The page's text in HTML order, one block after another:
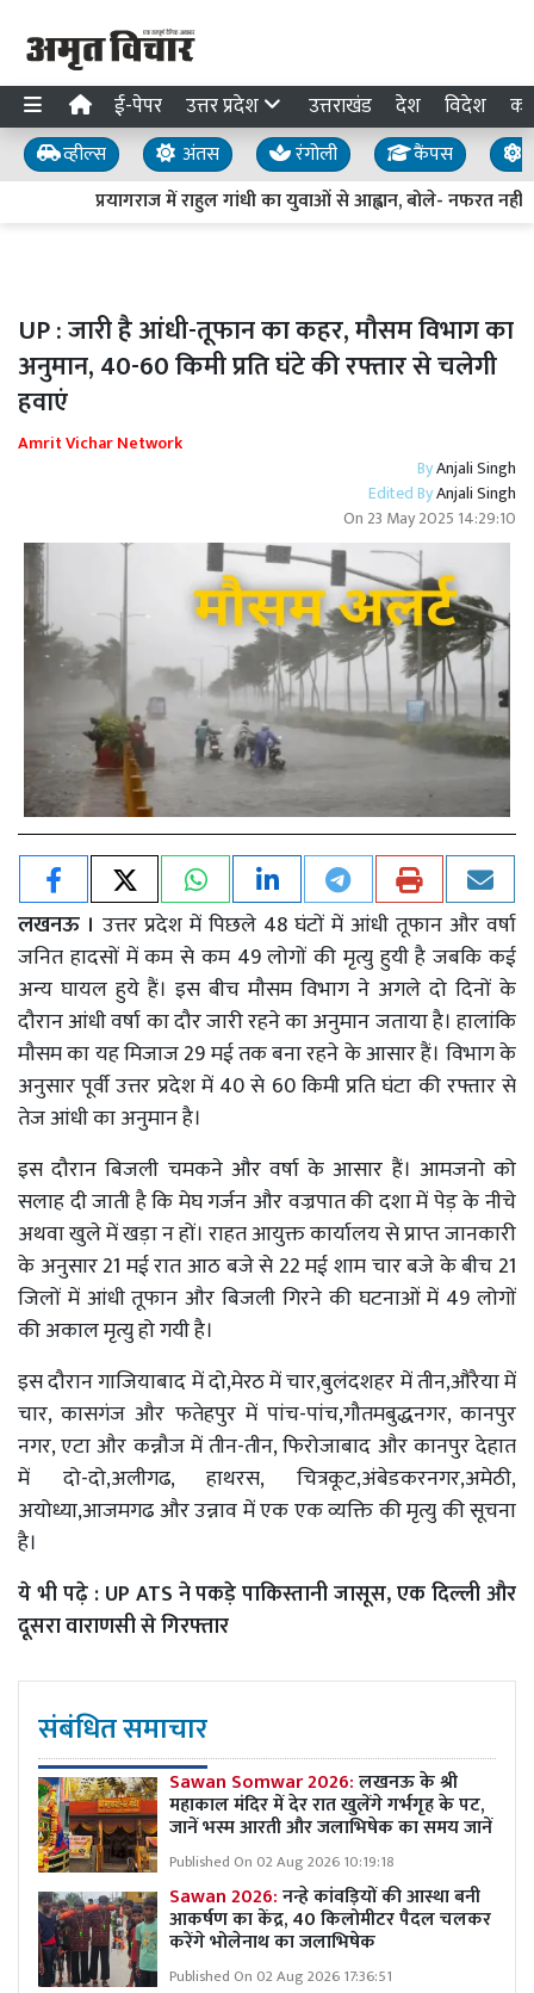
ई-पेपर उत्तर प्रदेश उत्तराखंड देश विदेश
व्हील्स अंतस रंगोली कैंपस
प्रयागराज में राहुल गांधी का युवाओं से आह्वान, बोले- नफरत नहीं
UP : जारी है आंधी-तूफान का कहर, मौसम विभाग का
अनुमान, 40-60 किमी प्रति घंटे की रफ्तार से चलेगी
हवाएं
Amrit Vichar Network
ByAnjali Singh
Edited ByAnjali Singh
On 23 May 2025 14:29:10
लखनऊ । उत्तर प्रदेश में पिछले 48 घंटों में आंधी तूफान और वर्षा
जनित हादसों में कम से कम 49 लोगों की मृत्यु हुयी है जबकि कई
अन्य घायल हुये हैं। इस बीच मौसम विभाग ने अगले दो दिनों के
दौरान आंधी वर्षा का दौर जारी रहने का अनुमान जताया है। हालांकि
मौसम का यह मिजाज 29 मई तक बना रहने के आसार हैं। विभाग के
अनुसार पूर्वी उत्तर प्रदेश में 40 से 60 किमी प्रति घंटा की रफ्तार से
तेज आंधी का अनुमान है।
इस दौरान बिजली चमकने और वर्षा के आसार हैं। आमजनो को
सलाह दी जाती है कि मेघ गर्जन और वज्रपात की दशा में पेड़ के नीचे
अथवा खुले में खड़ा न हों। राहत आयुक्त कार्यालय से प्राप्त जानकारी
के अनुसार 21 मई रात आठ बजे से 22 मई शाम चार बजे के बीच 21
जिलों में आंधी तूफान और बिजली गिरने की घटनाओं में 49 लोगों
की अकाल मृत्यु हो गयी है।
इस दौरान गाजियाबाद में दो,मेरठ में चार,बुलंदशहर में तीन,औरैया में
चार, कासगंज और फतेहपुर में पांच-पांच,गौतमबुद्धनगर, कानपुर
नगर, एटा और कन्नौज में तीन-तीन, फिरोजाबाद और कानपुर देहात
में दो-दो,अलीगढ, हाथरस, चित्रकूट,अंबेडकरनगर,अमेठी,
अयोध्या,आजमगढ और उन्नाव में एक एक व्यक्ति की मृत्यु की सूचना
है।
ये भी पढ़े : UP ATS ने पकड़े पाकिस्तानी जासूस, एक दिल्ली और
दूसरा वाराणसी से गिरफ्तार
संबंधित समाचार
Sawan Somwar 2026:लखनऊ के श्री
महाकाल मंदिर में देर रात खुलेंगे गर्भगृह के पट,
जानें भस्म आरती और जलाभिषेक का समय जानें
Published On 02 Aug 2026 10:19:18
Sawan 2026:नन्हे कांवड़ियों की आस्था बनी
आकर्षण का केंद्र, 40 किलोमीटर पैदल चलकर
करेंगे भोलेनाथ का जलाभिषेक
Published On 02 Aug 2026 17:36:51